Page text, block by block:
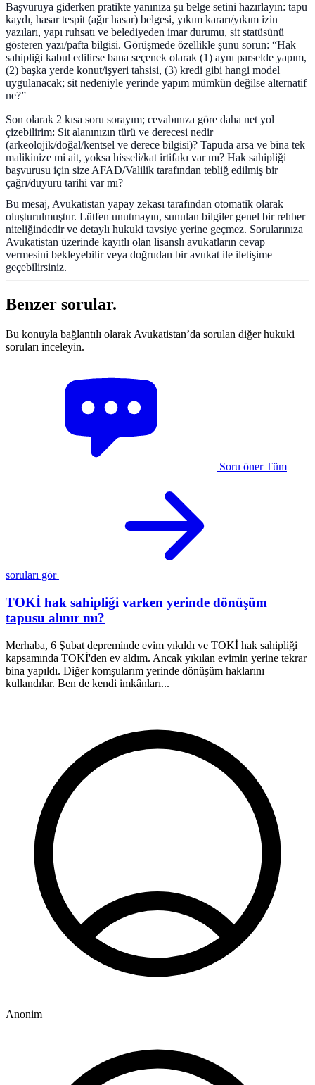
Başvuruya giderken pratikte yanınıza şu belge setini hazırlayın: tapu
kaydı, hasar tespit (ağır hasar) belgesi, yıkım kararı/yıkım izin
yazıları, yapı ruhsatı ve belediyeden imar durumu, sit statüsünü
gösteren yazı/pafta bilgisi. Görüşmede özellikle şunu sorun: “Hak
sahipliği kabul edilirse bana seçenek olarak (1) aynı parselde yapım,
(2) başka yerde konut/işyeri tahsisi, (3) kredi gibi hangi model
uygulanacak; sit nedeniyle yerinde yapım mümkün değilse alternatif
ne?”
Son olarak 2 kısa soru sorayım; cevabınıza göre daha net yol
çizebilirim: Sit alanınızın türü ve derecesi nedir
(arkeolojik/doğal/kentsel ve derece bilgisi)? Tapuda arsa ve bina tek
malikinize mi ait, yoksa hisseli/kat irtifakı var mı? Hak sahipliği
başvurusu için size AFAD/Valilik tarafından tebliğ edilmiş bir
çağrı/duyuru tarihi var mı?
Bu mesaj, Avukatistan yapay zekası tarafından otomatik olarak
oluşturulmuştur. Lütfen unutmayın, sunulan bilgiler genel bir rehber
niteliğindedir ve detaylı hukuki tavsiye yerine geçmez. Sorularınıza
Avukatistan üzerinde kayıtlı olan lisanslı avukatların cevap
vermesini bekleyebilir veya doğrudan bir avukat ile iletişime
geçebilirsiniz.
Benzer sorular.
Bu konuyla bağlantılı olarak Avukatistan’da sorulan diğer hukuki
soruları inceleyin.
Soru öner Tüm
soruları gör
TOKİ hak sahipliği varken yerinde dönüşüm
tapusu alınır mı?
Merhaba, 6 Şubat depreminde evim yıkıldı ve TOKİ hak sahipliği
kapsamında TOKİ'den ev aldım. Ancak yıkılan evimin yerine tekrar
bina yapıldı. Diğer komşularım yerinde dönüşüm haklarını
kullandılar. Ben de kendi imkânları...
Anonim